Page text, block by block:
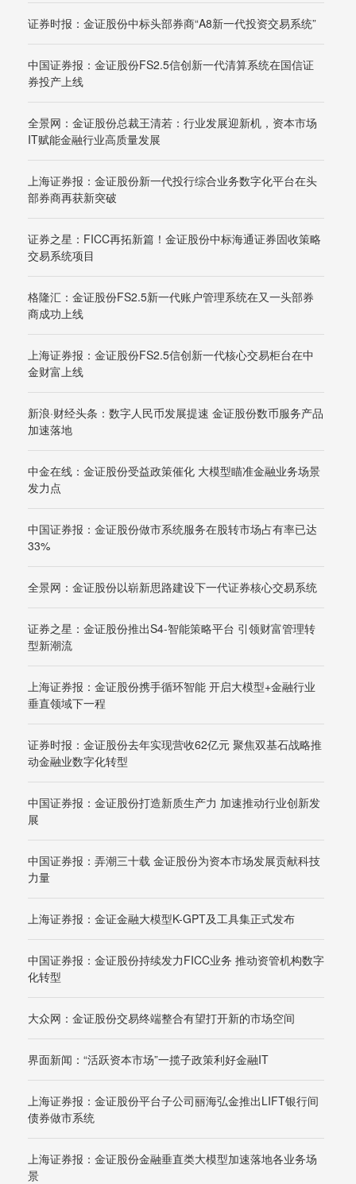
证券时报：金证股份中标头部券商“A8新一代投资交易系统”
中国证券报：金证股份FS2.5信创新一代清算系统在国信证
券投产上线
全景网：金证股份总裁王清若：行业发展迎新机，资本市场
IT赋能金融行业高质量发展
上海证券报：金证股份新一代投行综合业务数字化平台在头
部券商再获新突破
证券之星：FICC再拓新篇！金证股份中标海通证券固收策略
交易系统项目
格隆汇：金证股份FS2.5新一代账户管理系统在又一头部券
商成功上线
上海证券报：金证股份FS2.5信创新一代核心交易柜台在中
金财富上线
新浪·财经头条：数字人民币发展提速 金证股份数币服务产品
加速落地
中金在线：金证股份受益政策催化 大模型瞄准金融业务场景
发力点
中国证券报：金证股份做市系统服务在股转市场占有率已达
33%
全景网：金证股份以崭新思路建设下一代证券核心交易系统
证券之星：金证股份推出S4-智能策略平台 引领财富管理转
型新潮流
上海证券报：金证股份携手循环智能 开启大模型+金融行业
垂直领域下一程
证券时报：金证股份去年实现营收62亿元 聚焦双基石战略推
动金融业数字化转型
中国证券报：金证股份打造新质生产力 加速推动行业创新发
展
中国证券报：弄潮三十载 金证股份为资本市场发展贡献科技
力量
上海证券报：金证金融大模型K-GPT及工具集正式发布
中国证券报：金证股份持续发力FICC业务 推动资管机构数字
化转型
大众网：金证股份交易终端整合有望打开新的市场空间
界面新闻：“活跃资本市场”一揽子政策利好金融IT
上海证券报：金证股份平台子公司丽海弘金推出LIFT银行间
债券做市系统
上海证券报：金证股份金融垂直类大模型加速落地各业务场
景